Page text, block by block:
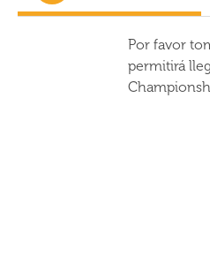
Por favor
permitirá